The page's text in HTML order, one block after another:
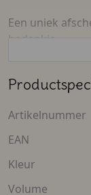
Een uniek
bedankje
een leuk
afscheid
vieren van een
collega in de
sla je de plank
Artikelnummer
EAN
Kleur
Volume